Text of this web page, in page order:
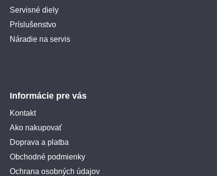
Servisné diely
Príslušenstvo
Náradie na servis
Informácie pre vás
Kontakt
Ako nakupovať
Doprava a platba
Obchodné podmienky
Ochrana osobných údajov